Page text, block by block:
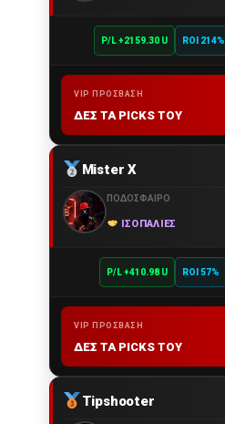
P/L +2159.30 U ROI 214%
VIP ΠΡΌΣΒΑΣΗ
ΔΕΣ ΤΑ PICKS ΤΟΥ
Mister X
ΠΟΔΌΣΦΑΙΡΟ
ΙΣΟΠΑΛΊΕΣ
P/L +410.98 U ROI 57%
VIP ΠΡΌΣΒΑΣΗ
ΔΕΣ ΤΑ PICKS ΤΟΥ
Tipshooter